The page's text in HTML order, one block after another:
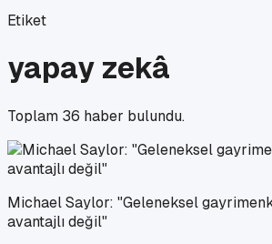
Etiket
yapay zekâ
Toplam 36 haber bulundu.
Michael Saylor: "Geleneksel
avantajlı değil"